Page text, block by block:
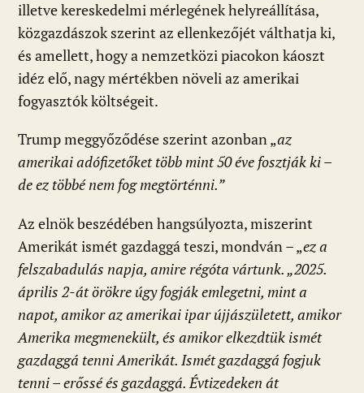
illetve kereskedelmi mérlegének helyreállítása,
közgazdászok szerint az ellenkezőjét válthatja ki,
és amellett, hogy a nemzetközi piacokon káoszt
idéz elő, nagy mértékben növeli az amerikai
fogyasztók költségeit.
Trump meggyőződése szerint azonban „az
amerikai adófizetőket több mint 50 éve fosztják ki –
de ez többé nem fog megtörténni.”
Az elnök beszédében hangsúlyozta, miszerint
Amerikát ismét gazdaggá teszi, mondván – „ez a
felszabadulás napja, amire régóta vártunk. „2025.
április 2-át örökre úgy fogják emlegetni, mint a
napot, amikor az amerikai ipar újjászületett, amikor
Amerika megmenekült, és amikor elkezdtük ismét
gazdaggá tenni Amerikát. Ismét gazdaggá fogjuk
tenni – erőssé és gazdaggá. Évtizedeken át